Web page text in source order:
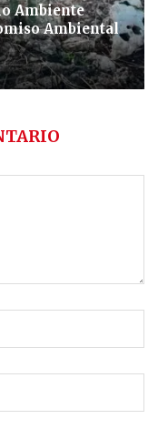
Ambiente
Ambiental